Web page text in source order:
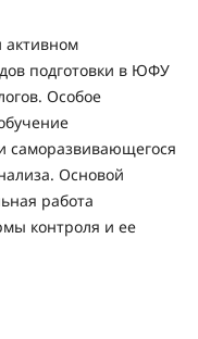
активном
подготовки в ЮФУ
Особое
саморазвивающегося
Основой
работа
контроля и ее